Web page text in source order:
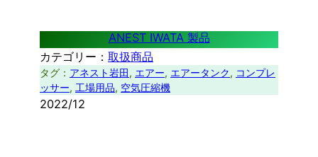
ANEST IWATA 製品
カテゴリー： 取扱商品
タグ： アネスト岩田, エアー, エアータンク, コンプレ
ッサー, 工場用品, 空気圧縮機
2022/12